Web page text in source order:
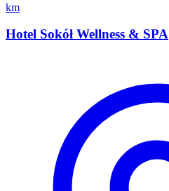
km
Hotel Sokół Wellness & SPA